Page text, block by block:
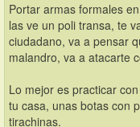
Portar armas formales
las ve un poli transa, te
ciudadano, va a pensar
malandro, va a atacarte
Lo mejor es practicar
tu casa, unas botas con
tirachinas.